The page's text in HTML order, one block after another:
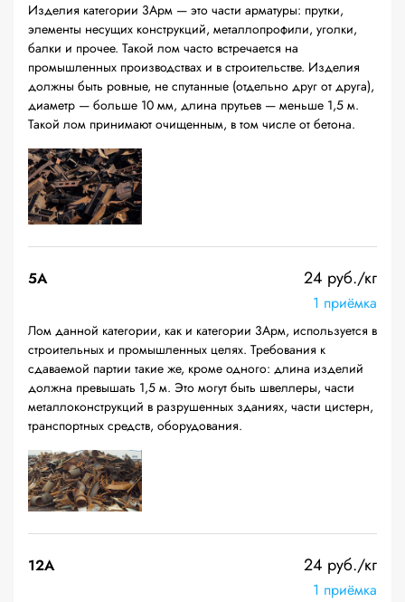
Изделия категории 3Арм — это части арматуры: прутки,
элементы несущих конструкций, металлопрофили, уголки,
балки и прочее. Такой лом часто встречается на
промышленных производствах и в строительстве. Изделия
должны быть ровные, не спутанные (отдельно друг от друга),
диаметр — больше 10 мм, длина прутьев — меньше 1,5 м.
Такой лом принимают очищенным, в том числе от бетона.
5А 24 руб./кг
1 приёмка
Лом данной категории, как и категории 3Арм, используется в
строительных и промышленных целях. Требования к
сдаваемой партии такие же, кроме одного: длина изделий
должна превышать 1,5 м. Это могут быть швеллеры, части
металлоконструкций в разрушенных зданиях, части цистерн,
транспортных средств, оборудования.
12A 24 руб./кг
1 приёмка